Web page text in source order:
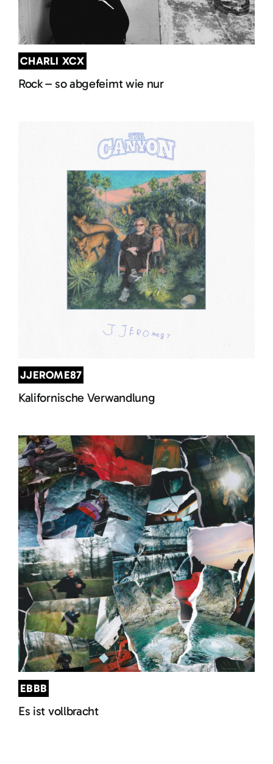
CHARLI XCX
Rock – so abgefeimt wie nur
JJEROME87
Kalifornische Verwandlung
EBBB
Es ist vollbracht